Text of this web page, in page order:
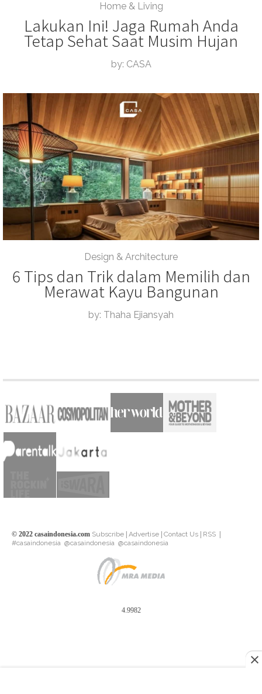
Home & Living
Lakukan Ini! Jaga Rumah Anda
Tetap Sehat Saat Musim Hujan
by: CASA
Design & Architecture
6 Tips dan Trik dalam Memilih dan
Merawat Kayu Bangunan
by: Thaha Ejiansyah
© 2022 casaindonesia.com Subscribe Advertise Contact Us RSS
#casaindonesia @casaindonesia @casaindonesia
4.9982